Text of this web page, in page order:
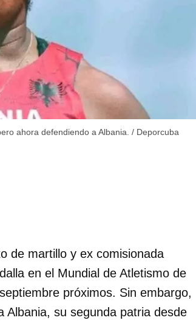
ahora defendiendo a Albania. / Deporcuba
de martillo y ex comisionada
en el Mundial de Atletismo de
próximos. Sin embargo,
Albania, su segunda patria desde